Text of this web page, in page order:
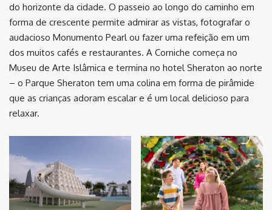
do horizonte da cidade. O passeio ao longo do caminho em
forma de crescente permite admirar as vistas, fotografar o
audacioso Monumento Pearl ou fazer uma refeição em um
dos muitos cafés e restaurantes. A Corniche começa no
Museu de Arte Islâmica e termina no hotel Sheraton ao norte
– o Parque Sheraton tem uma colina em forma de pirâmide
que as crianças adoram escalar e é um local delicioso para
relaxar.